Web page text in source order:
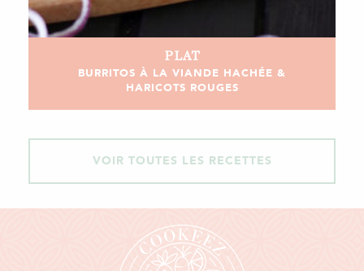
PLAT
BURRITOS À LA VIANDE HACHÉE &
HARICOTS ROUGES
VOIR TOUTES LES RECETTES